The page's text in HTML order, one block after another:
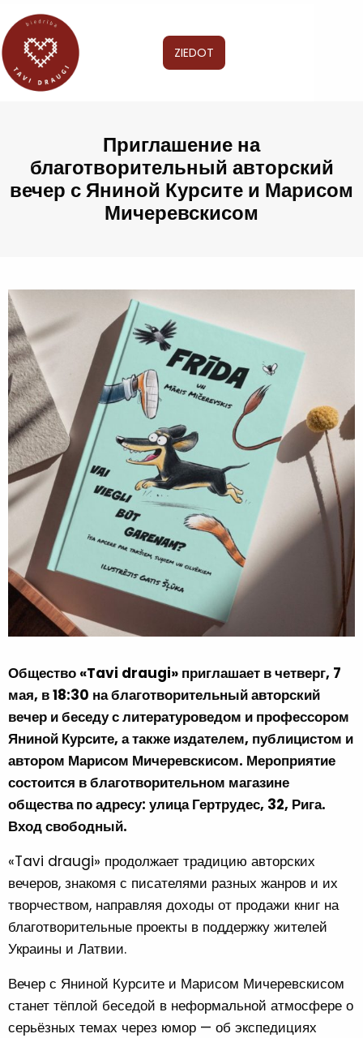
ZIEDOT
Приглашение на
благотворительный авторский
вечер с Яниной Курсите и Марисом
Мичеревскисом
Общество «Tavi draugi» приглашает в четверг, 7
мая, в 18:30 на благотворительный авторский
вечер и беседу с литературоведом и профессором
Яниной Курсите, а также издателем, публицистом и
автором Марисом Мичеревскисом. Мероприятие
состоится в благотворительном магазине
общества по адресу: улица Гертрудес, 32, Рига.
Вход свободный.
«Tavi draugi» продолжает традицию авторских
вечеров, знакомя с писателями разных жанров и их
творчеством, направляя доходы от продажи книг на
благотворительные проекты в поддержку жителей
Украины и Латвии.
Вечер с Яниной Курсите и Марисом Мичеревскисом
станет тёплой беседой в неформальной атмосфере о
серьёзных темах через юмор — об экспедициях